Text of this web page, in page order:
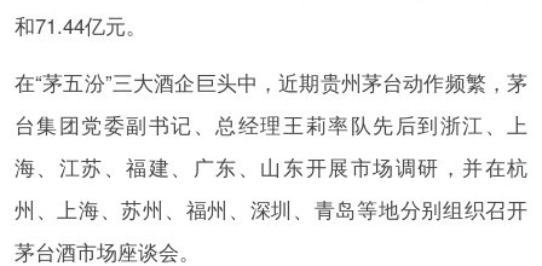
和71.44亿元。
在“茅五汾”三大酒企巨头中，近期贵州茅台动作频繁，茅
台集团党委副书记、总经理王莉率队先后到浙江、上
海、江苏、福建、广东、山东开展市场调研，并在杭
州、上海、苏州、福州、深圳、青岛等地分别组织召开
茅台酒市场座谈会。